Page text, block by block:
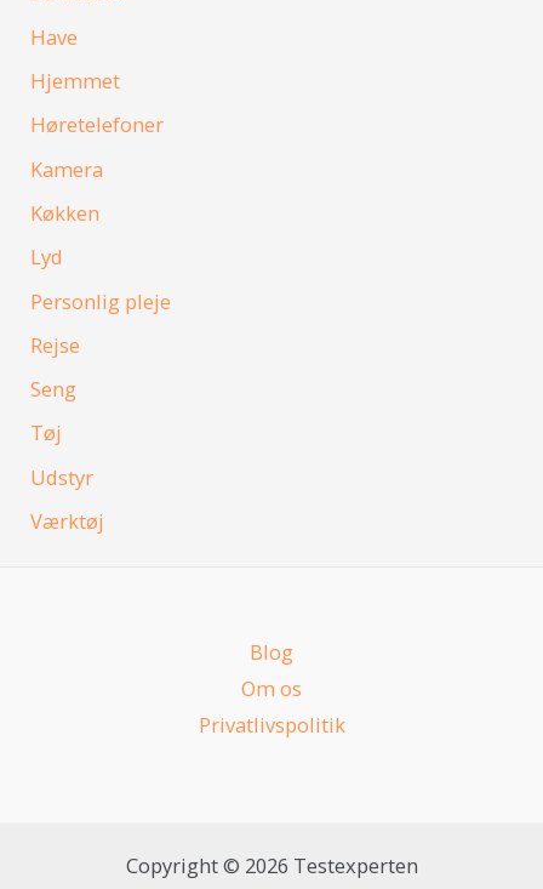
Have
Hjemmet
Høretelefoner
Kamera
Køkken
Lyd
Personlig pleje
Rejse
Seng
Tøj
Udstyr
Værktøj
Blog
Om os
Privatlivspolitik
Copyright © 2026 Testexperten